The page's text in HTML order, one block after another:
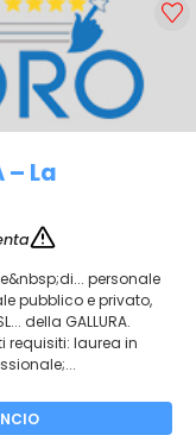
– La
personale
pubblico e privato,
della GALLURA.
requisiti: laurea in